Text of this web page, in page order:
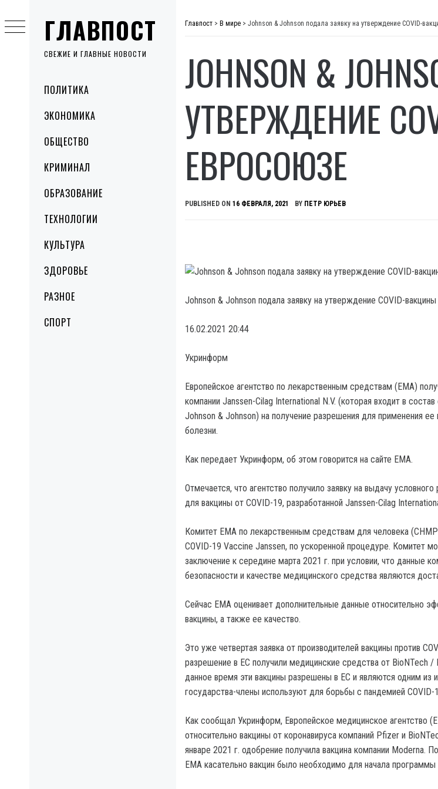
ГЛАВПОСТ
СВЕЖИЕ И ГЛАВНЫЕ НОВОСТИ
MenuПОЛИТИКА
ЭКОНОМИКА
ОБЩЕСТВО
КРИМИНАЛ
ОБРАЗОВАНИЕ
ТЕХНОЛОГИИ
КУЛЬТУРА
ЗДОРОВЬЕ
РАЗНОЕ
СПОРТ
to
content
Главпост > В мире > Johnson & Johnson подала заявку на утверждение COVID-
JOHNSON &
УТВЕРЖДЕНИЕ
ЕВРОСОЮЗЕ
PUBLISHED ON 16 ФЕВРАЛЯ, 2021 BY ПЕТР ЮРЬЕВ
Johnson & Johnson подала заявку на утверждение COVID-
16.02.2021 20:44
Укринформ
Европейское агентство по лекарственным средствам (EMA)
компании Janssen-Cilag International N.V. (которая входит в
Johnson & Johnson) на получение разрешения для применения ее
болезни.
Как передает Укринформ, об этом говорится на сайте EMA.
Отмечается, что агентство получило заявку на выдачу
для вакцины от COVID-19, разработанной Janssen-Cilag
Комитет EMA по лекарственным средствам для человека
COVID-19 Vaccine Janssen, по ускоренной процедуре. Комитет
заключение к середине марта 2021 г. при условии, что данные
безопасности и качестве медицинского средства являются
Сейчас EMA оценивает дополнительные данные относительно
вакцины, а также ее качество.
Это уже четвертая заявка от производителей вакцины против
разрешение в ЕС получили медицинские средства от BioNTech
данное время эти вакцины разрешены в ЕС и являются одним из
государства-члены используют для борьбы с пандемией COVID-
Как сообщал Укринформ, Европейское медицинское агентство
относительно вакцины от коронавируса компаний Pfizer и
январе 2021 г. одобрение получила вакцина компании Moderna.
EMA касательно вакцин было необходимо для начала программы